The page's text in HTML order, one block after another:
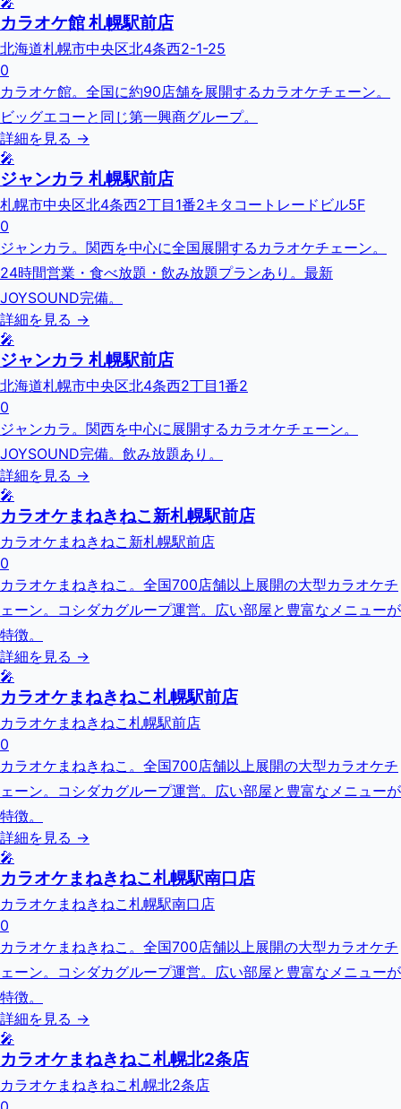
カラオケ館 札幌駅前店
北海道札幌市中央区北4条西2-1-25
0
カラオケ館。全国に約90店舗を展開するカラオケチェーン。
ビッグエコーと同じ第一興商グループ。
詳細を見る →
🎤
ジャンカラ 札幌駅前店
札幌市中央区北4条西2丁目1番2キタコートレードビル5F
0
ジャンカラ。関西を中心に全国展開するカラオケチェーン。
24時間営業・食べ放題・飲み放題プランあり。最新
JOYSOUND完備。
詳細を見る →
🎤
ジャンカラ 札幌駅前店
北海道札幌市中央区北4条西2丁目1番2
0
ジャンカラ。関西を中心に展開するカラオケチェーン。
JOYSOUND完備。飲み放題あり。
詳細を見る →
🎤
カラオケまねきねこ新札幌駅前店
カラオケまねきねこ新札幌駅前店
0
カラオケまねきねこ。全国700店舗以上展開の大型カラオケチ
ェーン。コシダカグループ運営。広い部屋と豊富なメニューが
特徴。
詳細を見る →
🎤
カラオケまねきねこ札幌駅前店
カラオケまねきねこ札幌駅前店
0
カラオケまねきねこ。全国700店舗以上展開の大型カラオケチ
ェーン。コシダカグループ運営。広い部屋と豊富なメニューが
特徴。
詳細を見る →
🎤
カラオケまねきねこ札幌駅南口店
カラオケまねきねこ札幌駅南口店
0
カラオケまねきねこ。全国700店舗以上展開の大型カラオケチ
ェーン。コシダカグループ運営。広い部屋と豊富なメニューが
特徴。
詳細を見る →
🎤
カラオケまねきねこ札幌北2条店
カラオケまねきねこ札幌北2条店